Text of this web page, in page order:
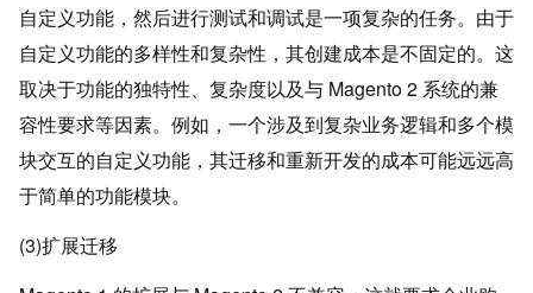
自定义功能，然后进行测试和调试是一项复杂的任务。由于
自定义功能的多样性和复杂性，其创建成本是不固定的。这
取决于功能的独特性、复杂度以及与 Magento 2 系统的兼
容性要求等因素。例如，一个涉及到复杂业务逻辑和多个模
块交互的自定义功能，其迁移和重新开发的成本可能远远高
于简单的功能模块。
(3)扩展迁移